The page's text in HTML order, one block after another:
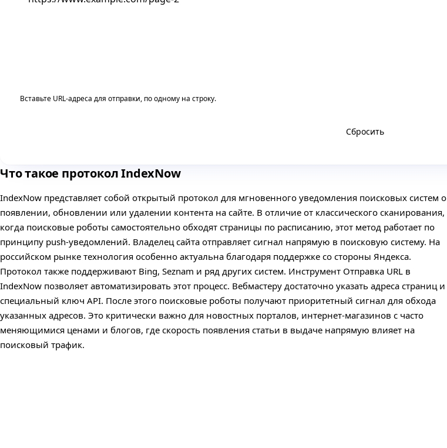
Вставьте URL-адреса для отправки, по одному на строку.
Сбросить
Что такое протокол IndexNow
IndexNow представляет собой открытый протокол для мгновенного уведомления поисковых систем о
появлении, обновлении или удалении контента на сайте. В отличие от классического сканирования,
когда поисковые роботы самостоятельно обходят страницы по расписанию, этот метод работает по
принципу push-уведомлений. Владелец сайта отправляет сигнал напрямую в поисковую систему. На
российском рынке технология особенно актуальна благодаря поддержке со стороны Яндекса.
Протокол также поддерживают Bing, Seznam и ряд других систем. Инструмент Отправка URL в
IndexNow позволяет автоматизировать этот процесс. Вебмастеру достаточно указать адреса страниц и
специальный ключ API. После этого поисковые роботы получают приоритетный сигнал для обхода
указанных адресов. Это критически важно для новостных порталов, интернет-магазинов с часто
меняющимися ценами и блогов, где скорость появления статьи в выдаче напрямую влияет на
поисковый трафик.